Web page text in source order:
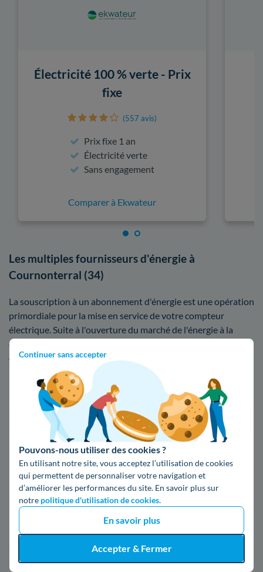
Continuer sans accepter
Pouvons-nous utiliser des cookies ?
En utilisant notre site, vous acceptez l’utilisation de cookies
qui permettent de personnaliser votre navigation et
d’améliorer les performances du site. En savoir plus sur
notre politique d'utilisation de cookies.
En savoir plus
Accepter & Fermer
Électricité 100 % verte - Prix
fixe
(557 avis)
Prix fixe 1 an
Électricité verte
Sans engagement
Comparer à Ekwateur
Les multiples fournisseurs d'énergie à
Cournonterral (34)
La souscription à un abonnement d'énergie est une opération
primordiale pour la mise en service de votre compteur
électrique. Suite à l'ouverture du marché de l'énergie à la
concurrence, on dénombre
d'électricitéavec des contrats compétitifs. Si vous ne savez
pas quel fournisseur choisir, voici un répertoire de ceux que
l'on retrouve à Cournonterral
Fournisseur Prix du kWh*
16,400000000000002 c€/kWh
*Prix TTC pour un forfait base d’une puissance de 6 kVA